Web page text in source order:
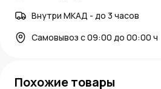
Внутри МКАД - до 3 часов
Самовывоз с 09:00 до 00:00 ч
Похожие товары